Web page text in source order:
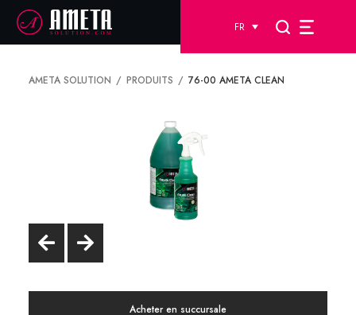
FR
AMETA SOLUTION PRODUITS 76-00 AMETA CLEAN
Acheter en succursale